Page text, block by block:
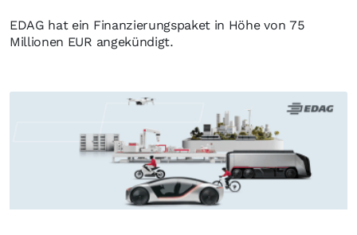
EDAG hat ein Finanzierungspaket in Höhe von 75
Millionen EUR angekündigt.